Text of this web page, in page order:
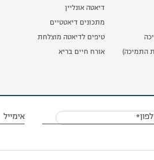
התמיכה)
דיאטה אונליין
מתכונים דיאטטיים
טיפים לדיאטה מוצלחת
אורח חיים בריא
אימייל